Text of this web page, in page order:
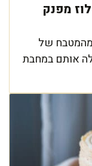
מפנק
מהמטבח של
אותם במחבת